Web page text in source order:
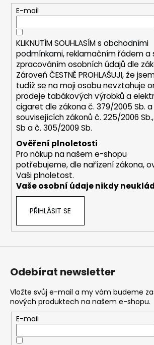
HLEDAT
D
o
p
o
u
m
MENTOL
169
Kč
Původně:
195
Kč
E-mail
KLIKNUTÍM SOUHLASÍM s obchodními
podmínkami,reklamačním řádem a
zpracováním osobních údajů dle
Zároveň ČESTNĚ PROHLAŠUJI, že
tudíž se na moji osobu nevztahuje
prodeje tabákových výrobků a
cigaret dle zákona č. 379/2005 Sb.
souvisejících zákonů č. 225/2006
Sb a č. 305/2009 Sb.
Ověření plnoletosti
Pro nákup na našem e-shopu
potřebujeme, dle nařízení zákona,
Vaši plnoletost.
Vaše osobní údaje nikdy
PŘIHLÁSIT SE
Odebírat newsletter
Vložte svůj e-mail a my vám budeme
nových produktech na našem e-shopu.
E-mail